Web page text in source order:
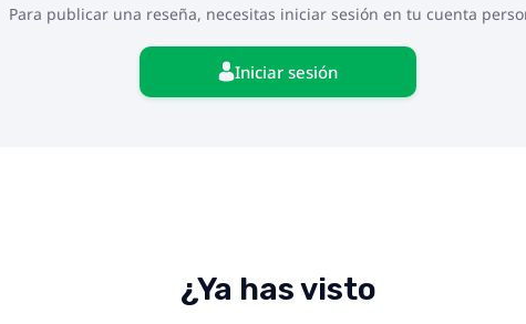
Para publicar una reseña, necesitas iniciar sesión en tu cuenta
Iniciar sesión
¿Ya has visto